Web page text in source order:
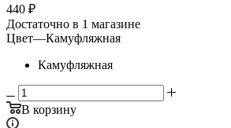
440 ₽
Достаточно в 1 магазине
Цвет—Камуфляжная
Камуфляжная
В корзину